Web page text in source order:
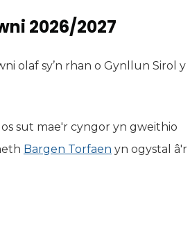
2026/2027
olaf sy’n rhan o Gynllun Sirol y
sut mae'r cyngor yn gweithio
Bargen Torfaen yn ogystal â'r